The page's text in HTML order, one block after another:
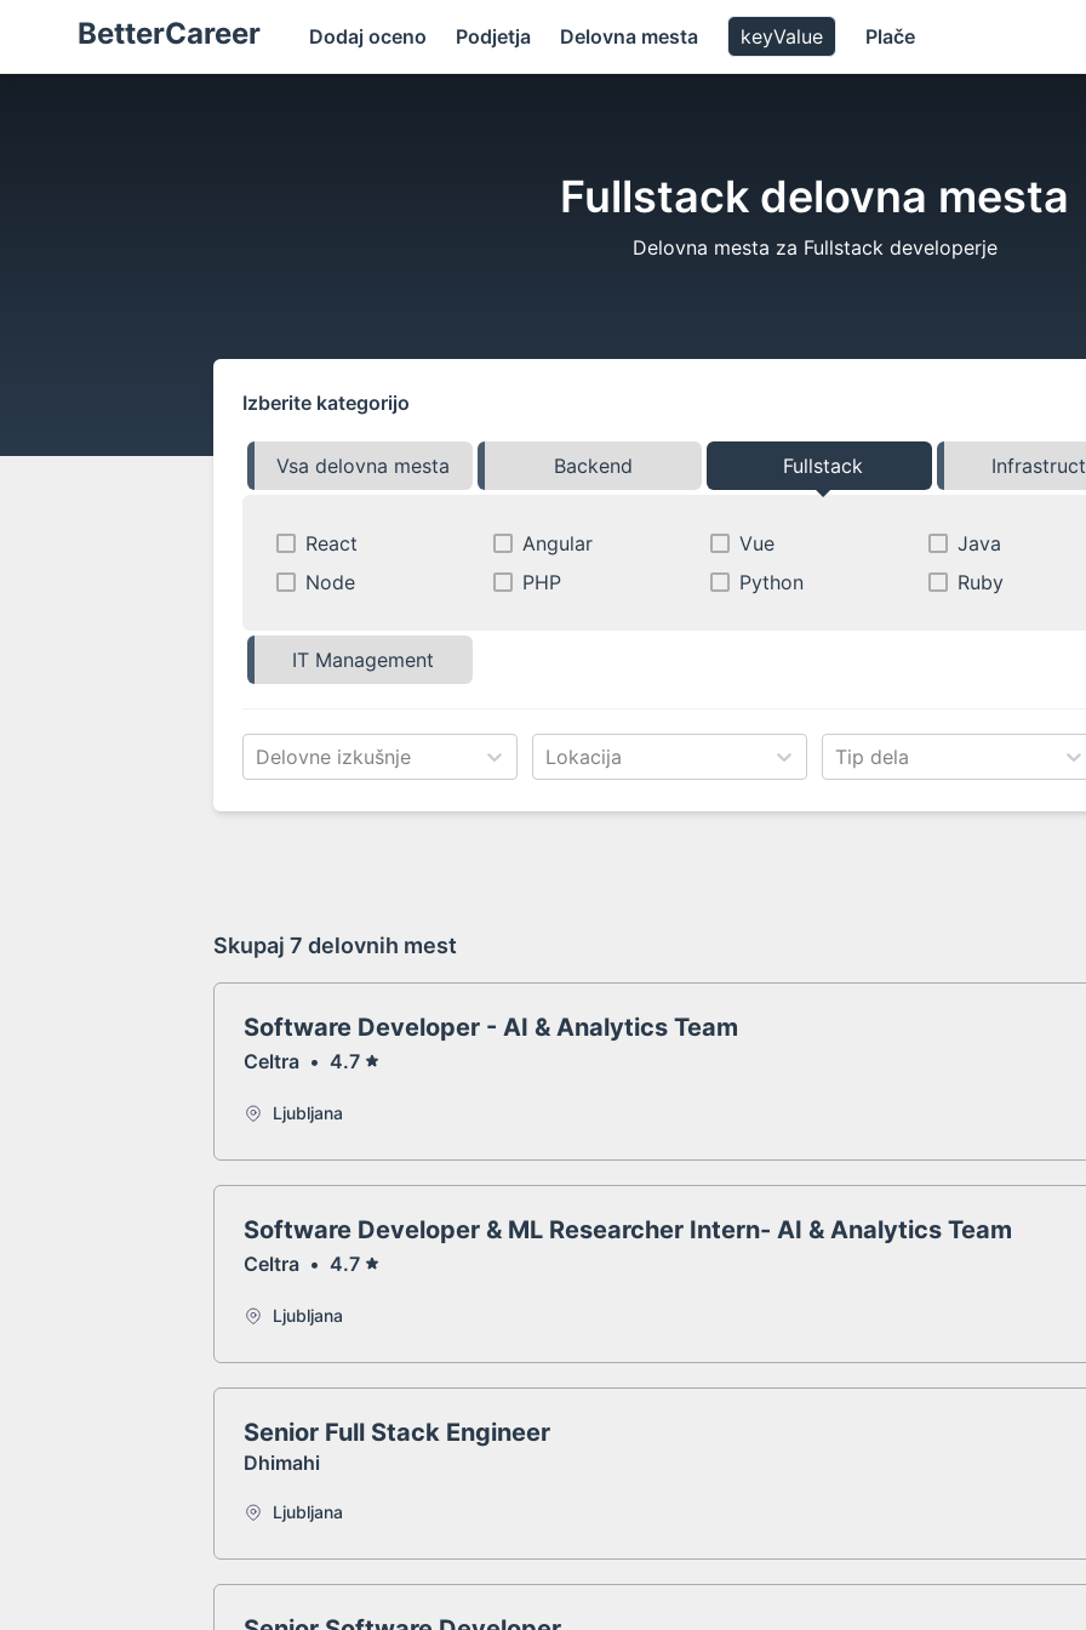
BetterCareer Dodaj oceno Podjetja Delovna mesta keyValue Plače
Fullstack delovna mesta
Delovna mesta za Fullstack developerje
Izberite kategorijo
Vsa delovna mesta Backend Fullstack
React Angular Vue
Java
Node
PHP Python Ruby
IT Management
Delovne izkušnje Lokacija Tip dela
Skupaj 7 delovnih mest
Software Developer - AI & Analytics Team
Celtra • 4.7
Ljubljana
Software Developer & ML Researcher Intern- AI & Analytics Team
Celtra • 4.7
Ljubljana
Senior Full Stack Engineer
Dhimahi
Ljubljana